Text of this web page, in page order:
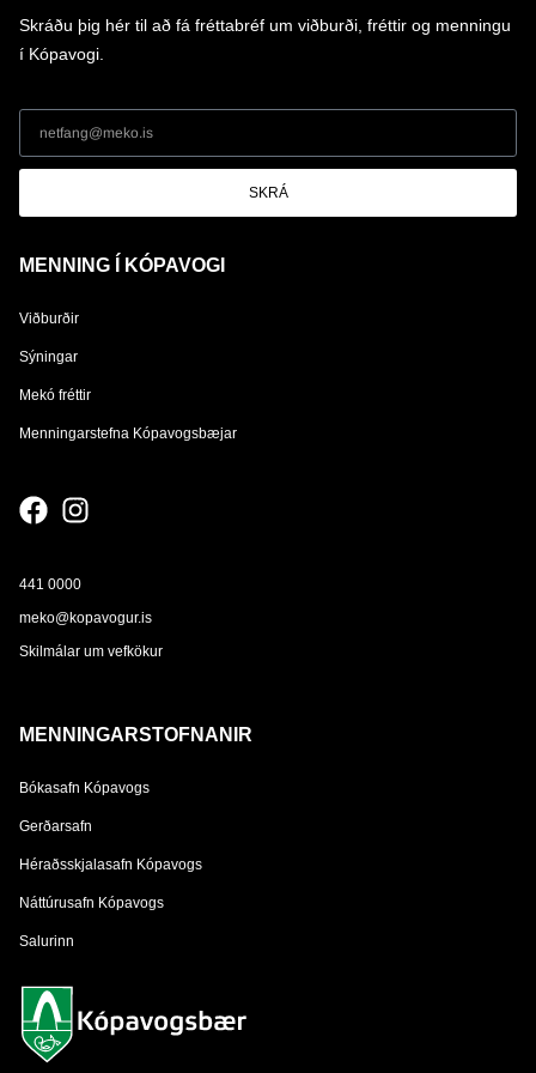
Skráðu þig hér til að fá fréttabréf um viðburði, fréttir og menningu
í Kópavogi.
SKRÁ
MENNING Í KÓPAVOGI
Viðburðir
Sýningar
Mekó fréttir
Menningarstefna Kópavogsbæjar
441 0000
meko@kopavogur.is
Skilmálar um vefkökur
MENNINGARSTOFNANIR
Bókasafn Kópavogs
Gerðarsafn
Héraðsskjalasafn Kópavogs
Náttúrusafn Kópavogs
Salurinn